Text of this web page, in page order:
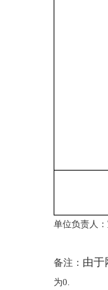
单位负责
备注： 由于
为0.